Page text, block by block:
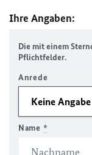
Ihre Angaben:
Die mit einem
Pflichtfelder.
Anrede
Name *